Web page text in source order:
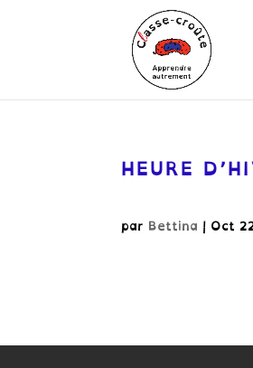
HEURE
par Bettina | Oct